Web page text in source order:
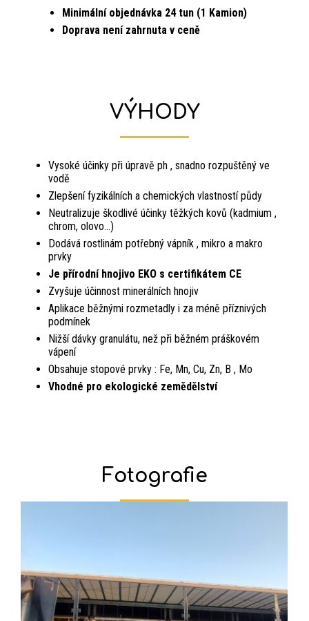
Minimální objednávka 24 tun (1 Kamion)
Doprava není zahrnuta v ceně
VÝHODY
Vysoké účinky při úpravě ph , snadno rozpuštěný ve
vodě
Zlepšení fyzikálních a chemických vlastností půdy
Neutralizuje škodlivé účinky těžkých kovů (kadmium ,
chrom, olovo…)
Dodává rostlinám potřebný vápník , mikro a makro
prvky
Je přírodní hnojivo EKO s certifikátem CE
Zvyšuje účinnost minerálních hnojiv
Aplikace běžnými rozmetadly i za méně příznivých
podmínek
Nižší dávky granulátu, než při běžném práškovém
vápení
Obsahuje stopové prvky : Fe, Mn, Cu, Zn, B , Mo
Vhodné pro ekologické zemědělství
Fotografie